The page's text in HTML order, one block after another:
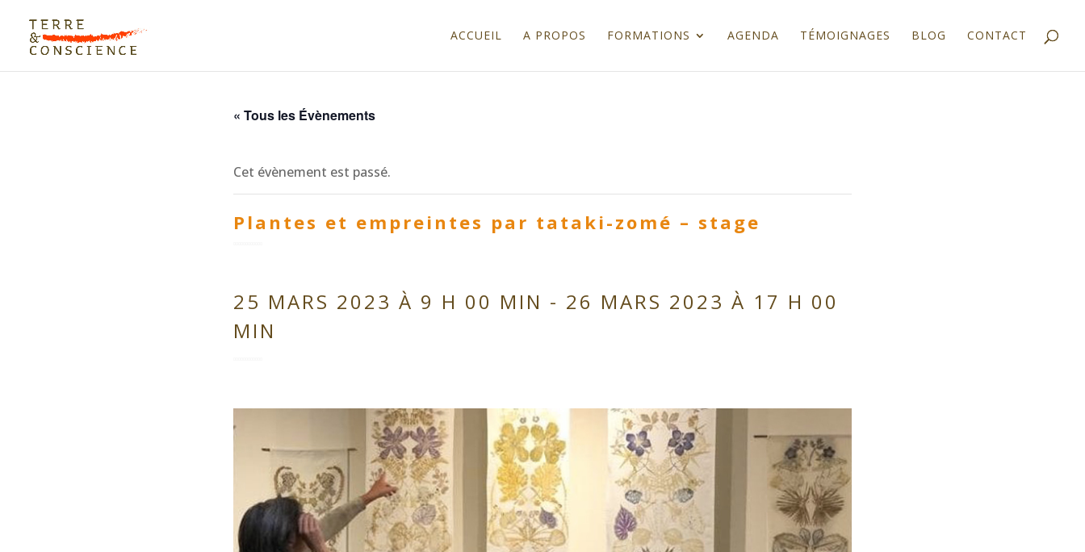
ACCUEIL A PROPOS FORMATIONS AGENDA TÉMOIGNAGES BLOG CONTACT
« Tous les Évènements
Cet évènement est passé.
Plantes et empreintes par tataki-zomé – stage
25 MARS 2023 À 9 H 00 MIN - 26 MARS 2023 À 17 H 00
MIN